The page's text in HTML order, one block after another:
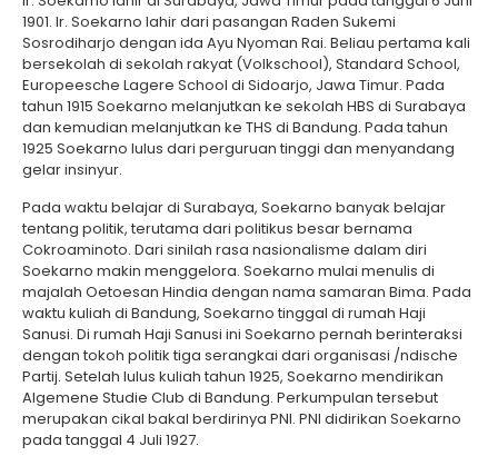
1901. Ir. Soekarno lahir dari pasangan Raden Sukemi
Sosrodiharjo dengan ida Ayu Nyoman Rai. Beliau pertama kali
bersekolah di sekolah rakyat (Volkschool), Standard School,
Europeesche Lagere School di Sidoarjo, Jawa Timur. Pada
tahun 1915 Soekarno melanjutkan ke sekolah HBS di Surabaya
dan kemudian melanjutkan ke THS di Bandung. Pada tahun
1925 Soekarno lulus dari perguruan tinggi dan menyandang
gelar insinyur.
Pada waktu belajar di Surabaya, Soekarno banyak belajar
tentang politik, terutama dari politikus besar bernama
Cokroaminoto. Dari sinilah rasa nasionalisme dalam diri
Soekarno makin menggelora. Soekarno mulai menulis di
majalah Oetoesan Hindia dengan nama samaran Bima. Pada
waktu kuliah di Bandung, Soekarno tinggal di rumah Haji
Sanusi. Di rumah Haji Sanusi ini Soekarno pernah berinteraksi
dengan tokoh politik tiga serangkai dari organisasi /ndische
Partij. Setelah lulus kuliah tahun 1925, Soekarno mendirikan
Algemene Studie Club di Bandung. Perkumpulan tersebut
merupakan cikal bakal berdirinya PNI. PNI didirikan Soekarno
pada tanggal 4 Juli 1927.